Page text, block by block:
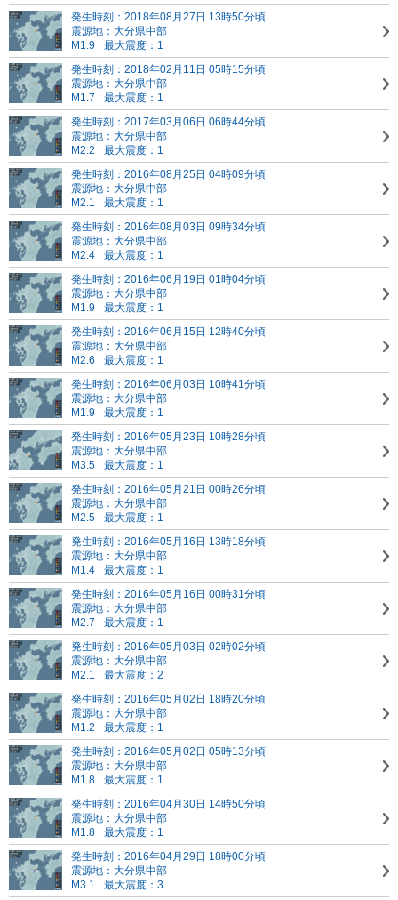
発生時刻：2018年08月27日 13時50分頃
震源地：大分県中部
M1.9
最大震度：1
発生時刻：2018年02月11日 05時15分頃
震源地：大分県中部
M1.7
最大震度：1
発生時刻：2017年03月06日 06時44分頃
震源地：大分県中部
M2.2
最大震度：1
発生時刻：2016年08月25日 04時09分頃
震源地：大分県中部
M2.1
最大震度：1
発生時刻：2016年08月03日 09時34分頃
震源地：大分県中部
M2.4
最大震度：1
発生時刻：2016年06月19日 01時04分頃
震源地：大分県中部
M1.9
最大震度：1
発生時刻：2016年06月15日 12時40分頃
震源地：大分県中部
M2.6
最大震度：1
発生時刻：2016年06月03日 10時41分頃
震源地：大分県中部
M1.9
最大震度：1
発生時刻：2016年05月23日 10時28分頃
震源地：大分県中部
M3.5
最大震度：1
発生時刻：2016年05月21日 00時26分頃
震源地：大分県中部
M2.5
最大震度：1
発生時刻：2016年05月16日 13時18分頃
震源地：大分県中部
M1.4
最大震度：1
発生時刻：2016年05月16日 00時31分頃
震源地：大分県中部
M2.7
最大震度：1
発生時刻：2016年05月03日 02時02分頃
震源地：大分県中部
M2.1
最大震度：2
発生時刻：2016年05月02日 18時20分頃
震源地：大分県中部
M1.2
最大震度：1
発生時刻：2016年05月02日 05時13分頃
震源地：大分県中部
M1.8
最大震度：1
発生時刻：2016年04月30日 14時50分頃
震源地：大分県中部
M1.8
最大震度：1
発生時刻：2016年04月29日 18時00分頃
震源地：大分県中部
M3.1
最大震度：3